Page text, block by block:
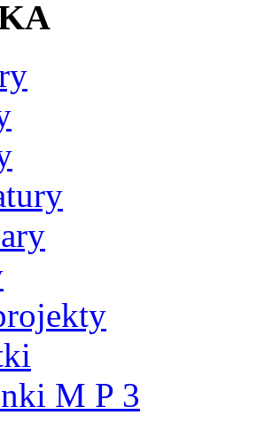
M P 3